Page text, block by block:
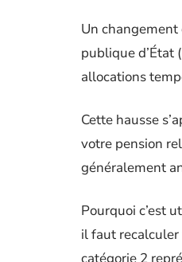
Un changement
publique d’État
allocations
Cette hausse
votre pension
généralement
Pourquoi c’est
il faut recalculer